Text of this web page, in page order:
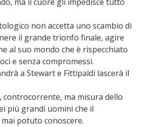
ma il cuore gli impedisce tutto
non accetta uno scambio di
il grande trionfo finale, agire
al suo mondo che è rispecchiato
e senza compromessi.
a Stewart e Fittipaldi lascerà il
controcorrente, ma misura dello
più grandi uomini che il
potuto conoscere.